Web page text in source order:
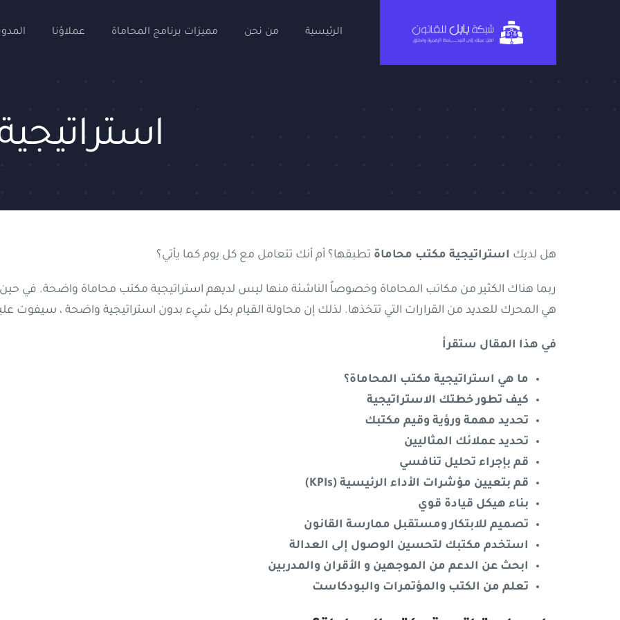
الرئيسية من نحن مميزات برنامج المحاماة عملاؤنا
هل لديك استراتيجية مكتب محاماة تطبقها؟ أم أنك تتعامل مع كل يوم كما يأتي؟
ربما هناك الكثير من مكاتب المحاماة وخصوصاً الناشئة منها ليس لديهم استراتيجية مكتب محاماة واضحة. في
هي المحرك للعديد من القرارات التي تتخذها. لذلك إن محاولة القيام بكل شيء بدون استراتيجية واضحة ،
في هذا المقال ستقرأ
ما هي استراتيجية مكتب المحاماة؟
كيف تطور خطتك الاستراتيجية
تحديد مهمة ورؤية وقيم مكتبك
تحديد عملائك المثاليين
قم بإجراء تحليل تنافسي
قم بتعيين مؤشرات الأداء الرئيسية (KPIs)
بناء هيكل قيادة قوي
تصميم للابتكار ومستقبل ممارسة القانون
استخدم مكتبك لتحسين الوصول إلى العدالة
ابحث عن الدعم من الموجهين و الأقران والمدربين
تعلم من الكتب والمؤتمرات والبودكاست